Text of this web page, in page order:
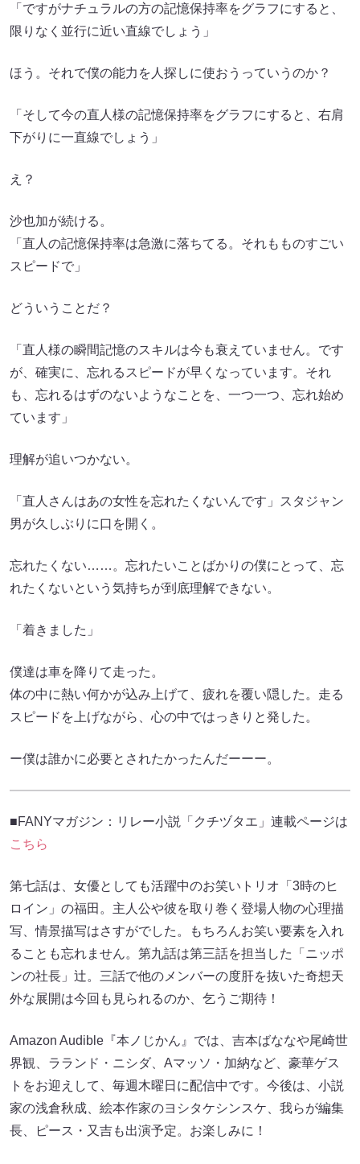
「ですがナチュラルの方の記憶保持率をグラフにすると、
限りなく並行に近い直線でしょう」
ほう。それで僕の能力を人探しに使おうっていうのか？
「そして今の直人様の記憶保持率をグラフにすると、右肩
下がりに一直線でしょう」
え？
沙也加が続ける。
「直人の記憶保持率は急激に落ちてる。それもものすごい
スピードで」
どういうことだ？
「直人様の瞬間記憶のスキルは今も衰えていません。です
が、確実に、忘れるスピードが早くなっています。それ
も、忘れるはずのないようなことを、一つ一つ、忘れ始め
ています」
理解が追いつかない。
「直人さんはあの女性を忘れたくないんです」スタジャン
男が久しぶりに口を開く。
忘れたくない……。忘れたいことばかりの僕にとって、忘
れたくないという気持ちが到底理解できない。
「着きました」
僕達は車を降りて走った。
体の中に熱い何かが込み上げて、疲れを覆い隠した。走る
スピードを上げながら、心の中ではっきりと発した。
ー僕は誰かに必要とされたかったんだーーー。
■FANYマガジン：リレー小説「クチヅタエ」連載ページは
こちら
第七話は、女優としても活躍中のお笑いトリオ「3時のヒ
ロイン」の福田。主人公や彼を取り巻く登場人物の心理描
写、情景描写はさすがでした。もちろんお笑い要素を入れ
ることも忘れません。第九話は第三話を担当した「ニッポ
ンの社長」辻。三話で他のメンバーの度肝を抜いた奇想天
外な展開は今回も見られるのか、乞うご期待！
Amazon Audible『本ノじかん』では、吉本ばななや尾崎世
界観、ラランド・ニシダ、Aマッソ・加納など、豪華ゲス
トをお迎えして、毎週木曜日に配信中です。今後は、小説
家の浅倉秋成、絵本作家のヨシタケシンスケ、我らが編集
長、ピース・又吉も出演予定。お楽しみに！